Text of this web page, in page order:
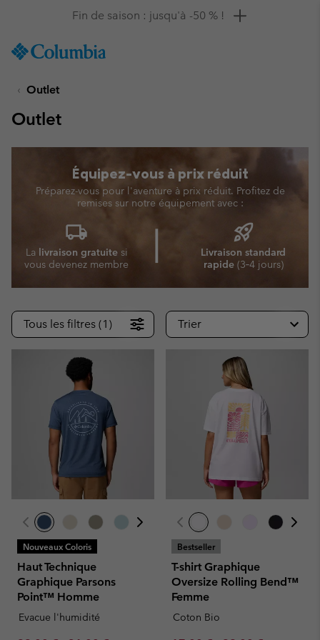
TO
SKIP
MAIN
SEARCH
Remise de 10 % à saisir
Outlet
Outlet
Équipez-vous à prix réduit
Préparez-vous pour l'aventure à prix réduit. Profitez de
remises sur notre équipement avec :
local_shipping
La livraison gratuitesi
vous devenez membre
rocket_launch
Livraison standard
rapide(3‑4 jours)
Tous les filtres (1) Trier
Nouveaux Coloris
Haut Technique
Graphique Parsons
Point™ Homme
Evacue l'humidité
Bestseller
T-shirt Graphique
Oversize Rolling Bend™
Femme
Coton Bio